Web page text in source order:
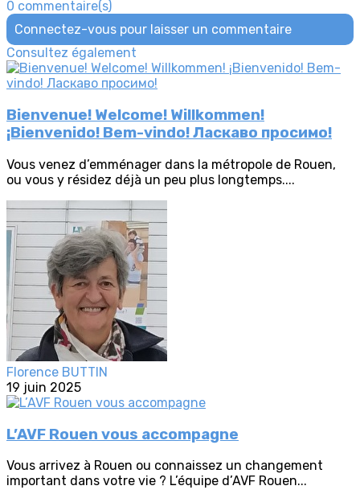
0 commentaire(s)
Connectez-vous pour laisser un commentaire
Consultez également
Bienvenue! Welcome! Willkommen!
¡Bienvenido! Bem-vindo! Ласкаво просимо!
Vous venez d’emménager dans la métropole de Rouen,
ou vous y résidez déjà un peu plus longtemps....
Florence BUTTIN
19 juin 2025
L’AVF Rouen vous accompagne
Vous arrivez à Rouen ou connaissez un changement
important dans votre vie ? L’équipe d’AVF Rouen...